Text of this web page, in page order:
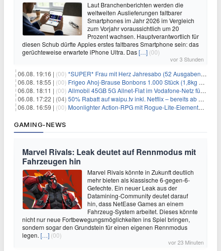
Laut Branchenberichten werden die
weltweiten Auslieferungen faltbarer
Smartphones im Jahr 2026 im Vergleich
zum Vorjahr voraussichtlich um 20
Prozent wachsen. Hauptverantwortlich für
diesen Schub dürfte Apples erstes faltbares Smartphone sein: das
gerüchteweise erwartete iPhone Ultra. Das[…] (00)
vor 3 Stunden
06.08. 19:16 | (00) *SUPER* Frau mit Herz Jahresabo (52 Ausgaben) für 161,40€ + bis zu 150€ Prämie
06.08. 18:55 | (00) Frigeo Ahoj-Brause Bonbons 1.000 Stück (1,8kg Eimer) für 6,29€
06.08. 18:11 | (00) Allmobil 45GB 5G Allnet-Flat im Vodafone-Netz für eff. 5,91€/Monat dank 50€ Wechselbonus + 0€ AG
06.08. 17:22 | (04) 50% Rabatt auf waipu.tv inkl. Netflix – bereits ab 9€/Monat (statt 17,99€)
06.08. 16:59 | (00) Moonlighter Action-RPG mit Rogue-Lite-Elementen kostenlos bei Steam
GAMING-NEWS
Marvel Rivals: Leak deutet auf Rennmodus mit
Fahrzeugen hin
Marvel Rivals könnte in Zukunft deutlich
mehr bieten als klassische 6-gegen-6-
Gefechte. Ein neuer Leak aus der
Datamining-Community deutet darauf
hin, dass NetEase Games an einem
Fahrzeug-System arbeitet. Dieses könnte
nicht nur neue Fortbewegungsmöglichkeiten ins Spiel bringen,
sondern sogar den Grundstein für einen eigenen Rennmodus
legen. […] (00)
vor 23 Minuten